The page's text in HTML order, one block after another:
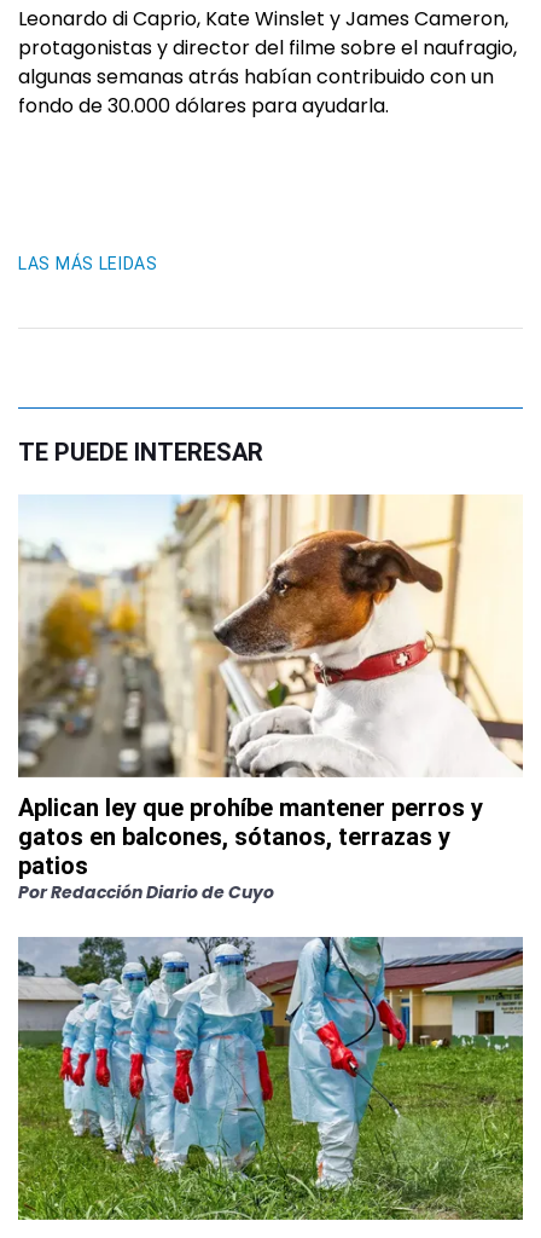
Leonardo di Caprio, Kate Winslet y James Cameron,
protagonistas y director del filme sobre el naufragio,
algunas semanas atrás habían contribuido con un
fondo de 30.000 dólares para ayudarla.
LAS MÁS LEIDAS
TE PUEDE INTERESAR
Aplican ley que prohíbe mantener perros y
gatos en balcones, sótanos, terrazas y
patios
PorRedacción Diario de Cuyo